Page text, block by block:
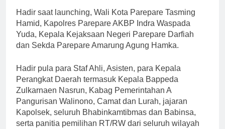
Hadir saat launching, Wali Kota Parepare Tasming
Hamid, Kapolres Parepare AKBP Indra Waspada
Yuda, Kepala Kejaksaan Negeri Parepare Darfiah
dan Sekda Parepare Amarung Agung Hamka.
Hadir pula para Staf Ahli, Asisten, para Kepala
Perangkat Daerah termasuk Kepala Bappeda
Zulkarnaen Nasrun, Kabag Pemerintahan A
Pangurisan Walinono, Camat dan Lurah, jajaran
Kapolsek, seluruh Bhabinkamtibmas dan Babinsa,
serta panitia pemilihan RT/RW dari seluruh wilayah